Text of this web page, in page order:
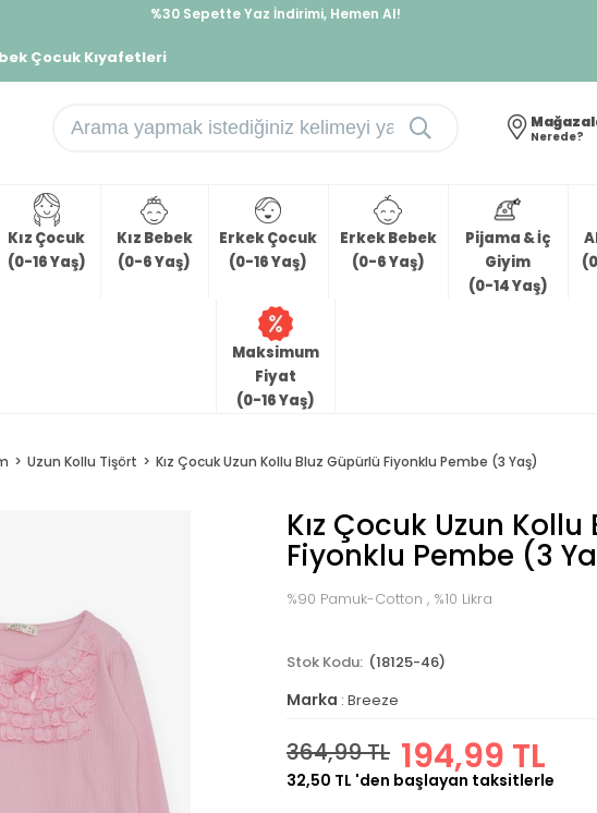
İndirimlere ek %10 İndirimi Kap, Hemen Üye Ol!
Çocuk Kıyafetleri
Nerede?
Kız Çocuk
(0-16 Yaş)
Kız Bebek
(0-6 Yaş)
Erkek Çocuk
(0-16 Yaş)
Erkek Bebek
(0-6 Yaş)
Pijama & İç
Giyim
(0-14 Yaş)
Maksimum
Fiyat
(0-16 Yaş)
Uzun Kollu Tişört Kız Çocuk Uzun Kollu Bluz Güpürlü Fiyonklu Pembe (3 Yaş)
Kız Çocuk Uzun
Fiyonklu Pembe (3
%90 Pamuk-Cotton , %10 Likra
(18125-46)
Marka : Breeze
364,99 TL 194,99 TL
32,50 TL 'den başlayan taksitlerle